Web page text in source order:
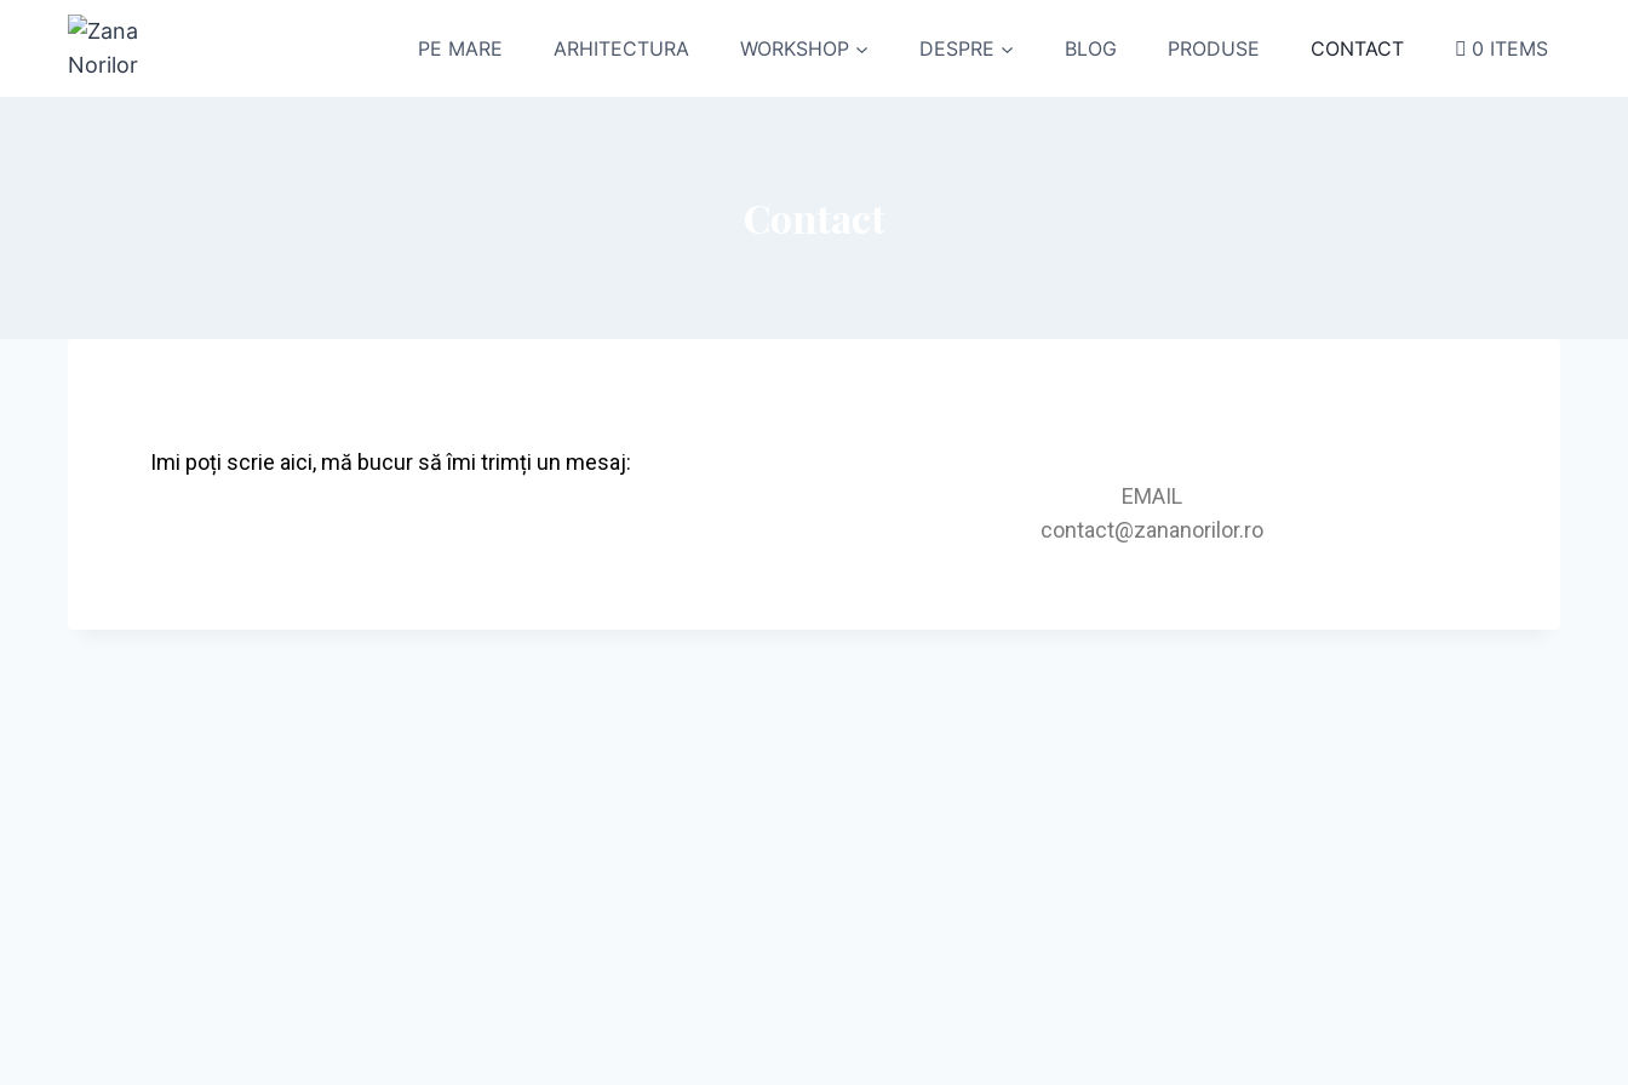
PE MARE ARHITECTURA WORKSHOP DESPRE BLOG PRODUSE CONTACT 0 ITEMS
Imi poți scrie aici, mă bucur să îmi trimți un mesaj:
EMAIL
contact@zananorilor.ro